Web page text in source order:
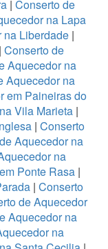
| Conserto de
na Lapa
na Liberdade |
| Conserto de
Aquecedor na
Aquecedor na
em Paineiras do
Vila Marieta |
| Conserto
Aquecedor na
na
Ponte Rasa|
| Conserto
de Aquecedor
Aquecedor na
na